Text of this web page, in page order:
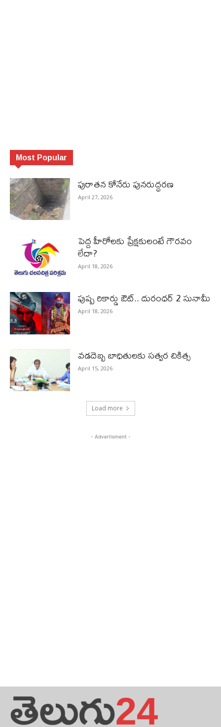
Most Popular
పురాత‌న కోనేరు పున‌రుద్ధ‌ర‌ణ
April 27, 2026
పెద్ద హీరోల‌కు ప్రేక్ష‌కులంటే గౌర‌వం
లేదా?
April 18, 2026
పుష్ప రికార్డు ఔట్‌.. దురంధ‌ర్ 2 సునామీ
April 18, 2026
వడదెబ్బ బాధితులకు సత్వర చికిత్స
April 15, 2026
Load more
- Advertisment -